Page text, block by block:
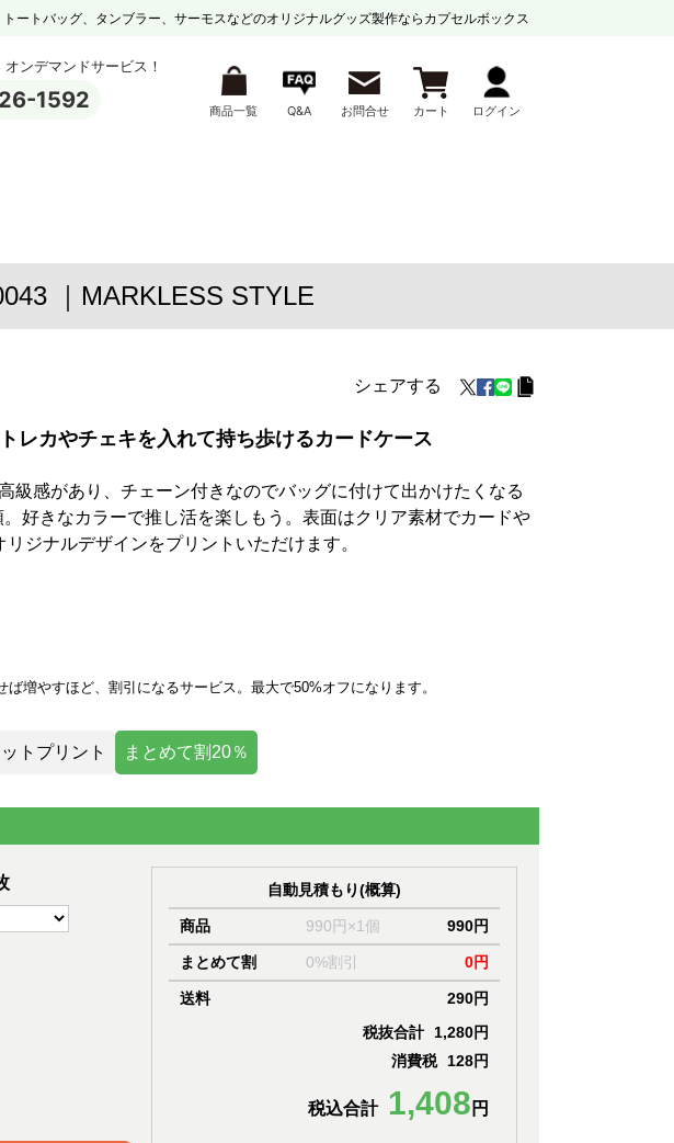
ートバッグ、タンブラー、サーモスなどのオリジナルグッズ製作ならカプセルボックス
ンデマンドサービス！
1592 商品一覧 Q&A お問合せ カート ログイン
｜MARKLESS STYLE
シェアする
レカやチェキを入れて持ち歩けるカードケース
級感があり、チェーン付きなのでバッグに付けて出かけたくなる
好きなカラーで推し活を楽しもう。表面はクリア素材でカードや
ジナルデザインをプリントいただけます。
増やすほど、割引になるサービス。最大で50%オフになります。
トプリント まとめて割20％
自動見積もり(概算)
商品 990円×1個 990円
まとめて割 0%割引 0円
送料
290円
税抜合計 1,280円
消費税 128円
税込合計 1,408 円